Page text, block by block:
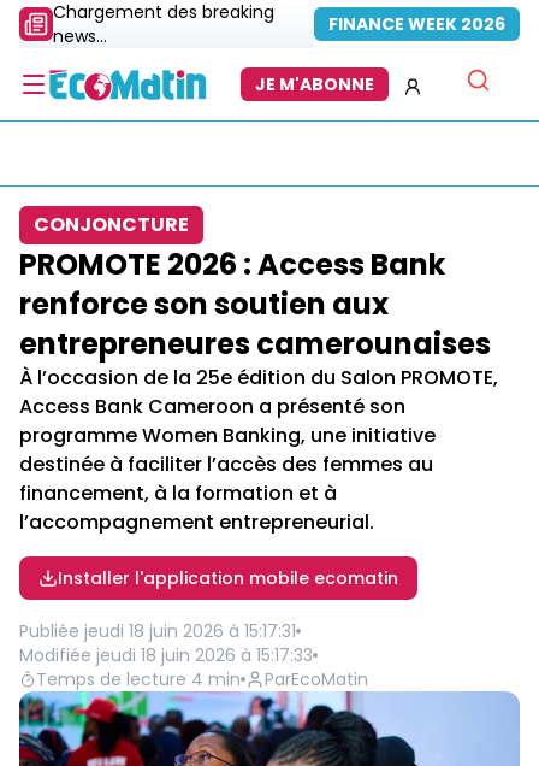
Chargement des breaking
news...
FINANCE WEEK 2026
JE M'ABONNE
CONJONCTURE
PROMOTE 2026 : Access Bank
renforce son soutien aux
entrepreneures camerounaises
À l’occasion de la 25e édition du Salon PROMOTE,
Access Bank Cameroon a présenté son
programme Women Banking, une initiative
destinée à faciliter l’accès des femmes au
financement, à la formation et à
l’accompagnement entrepreneurial.
Installer l'application mobile ecomatin
Publiée jeudi 18 juin 2026 à 15:17:31
Modifiée jeudi 18 juin 2026 à 15:17:33
Temps de lecture 4 min ParEcoMatin